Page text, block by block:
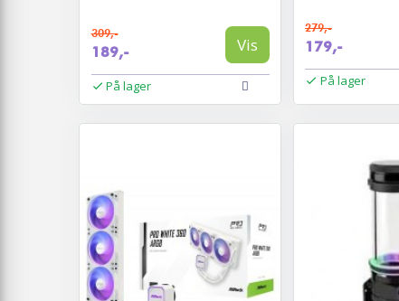
309,-
189,- Vis
På lager
279,-
179,-
På lager